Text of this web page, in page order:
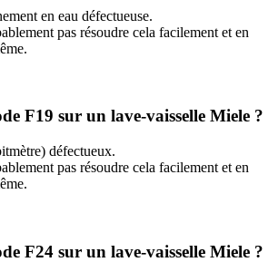
en eau défectueuse.
pas résoudre cela facilement et en
F19 sur un lave-vaisselle Miele ?
défectueux.
pas résoudre cela facilement et en
F24 sur un lave-vaisselle Miele ?